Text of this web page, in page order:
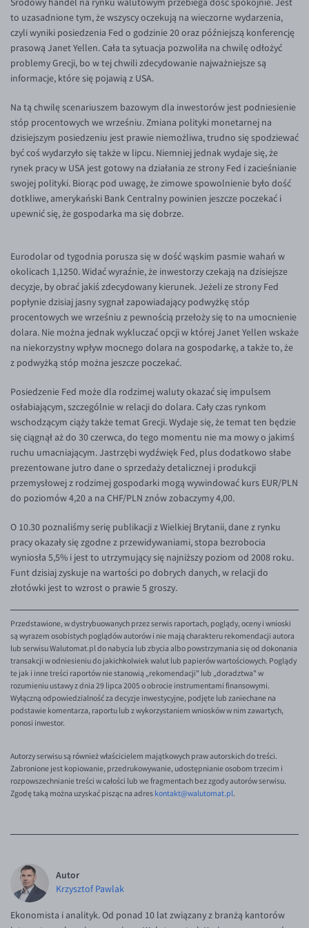
Inne pary walutowe
AUD/PLN
BGN/PLN
CAD/PLN
CNY/PLN
HKD/PLN
HUF/PLN
ILS/PLN
NZD/PLN
SGD/PLN
TRY/PLN
ZAR/PLN
EUR/USD
EUR/GBP
EUR/CZK
EUR/DKK
EUR/NOK
EUR/SEK
EUR/AUD
EUR/CAD
EUR/CNY
EUR/HKD
EUR/ILS
EUR/JPY
EUR/NZD
EUR/RON
EUR/SGD
EUR/ZAR
GBP/USD
Aplikacja mobilna
Bezpieczeństwo
Pomoc
Pomoc
FAQ
Konto i opłaty
Wymiana walut
Banki i przelewy
Przelewy zagraniczne
Słowniczek
Poradnik
KONTAKT
Kontakt
Dla mediów
PL
Środowy handel na rynku walutowym przebiega dość spokojnie. Jest
to uzasadnione tym, że wszyscy oczekują na wieczorne wydarzenia,
czyli wyniki posiedzenia Fed o godzinie 20 oraz późniejszą konferencję
prasową Janet Yellen. Cała ta sytuacja pozwoliła na chwilę odłożyć
problemy Grecji, bo w tej chwili zdecydowanie najważniejsze są
informacje, które się pojawią z USA.
Na tą chwilę scenariuszem bazowym dla inwestorów jest podniesienie
stóp procentowych we wrześniu. Zmiana polityki monetarnej na
dzisiejszym posiedzeniu jest prawie niemożliwa, trudno się spodziewać
być coś wydarzyło się także w lipcu. Niemniej jednak wydaje się, że
rynek pracy w USA jest gotowy na działania ze strony Fed i zacieśnianie
swojej polityki. Biorąc pod uwagę, że zimowe spowolnienie było dość
dotkliwe, amerykański Bank Centralny powinien jeszcze poczekać i
upewnić się, że gospodarka ma się dobrze.
Eurodolar od tygodnia porusza się w dość wąskim pasmie wahań w
okolicach 1,1250. Widać wyraźnie, że inwestorzy czekają na dzisiejsze
decyzje, by obrać jakiś zdecydowany kierunek. Jeżeli ze strony Fed
popłynie dzisiaj jasny sygnał zapowiadający podwyżkę stóp
procentowych we wrześniu z pewnością przełoży się to na umocnienie
dolara. Nie można jednak wykluczać opcji w której Janet Yellen wskaże
na niekorzystny wpływ mocnego dolara na gospodarkę, a także to, że
z podwyżką stóp można jeszcze poczekać.
Posiedzenie Fed może dla rodzimej waluty okazać się impulsem
osłabiającym, szczególnie w relacji do dolara. Cały czas rynkom
wschodzącym ciąży także temat Grecji. Wydaje się, że temat ten będzie
się ciągnął aż do 30 czerwca, do tego momentu nie ma mowy o jakimś
ruchu umacniającym. Jastrzębi wydźwięk Fed, plus dodatkowo słabe
prezentowane jutro dane o sprzedaży detalicznej i produkcji
przemysłowej z rodzimej gospodarki mogą wywindować kurs EUR/PLN
do poziomów 4,20 a na CHF/PLN znów zobaczymy 4,00.
O 10.30 poznaliśmy serię publikacji z Wielkiej Brytanii, dane z rynku
pracy okazały się zgodne z przewidywaniami, stopa bezrobocia
wyniosła 5,5% i jest to utrzymujący się najniższy poziom od 2008 roku.
Funt dzisiaj zyskuje na wartości po dobrych danych, w relacji do
złotówki jest to wzrost o prawie 5 groszy.
Przedstawione, w dystrybuowanych przez serwis raportach, poglądy, oceny i wnioski
są wyrazem osobistych poglądów autorów i nie mają charakteru rekomendacji autora
lub serwisu Walutomat.pl do nabycia lub zbycia albo powstrzymania się od dokonania
transakcji w odniesieniu do jakichkolwiek walut lub papierów wartościowych. Poglądy
te jak i inne treści raportów nie stanowią „rekomendacji" lub „doradztwa" w
rozumieniu ustawy z dnia 29 lipca 2005 o obrocie instrumentami finansowymi.
Wyłączną odpowiedzialność za decyzje inwestycyjne, podjęte lub zaniechane na
podstawie komentarza, raportu lub z wykorzystaniem wniosków w nim zawartych,
ponosi inwestor.
Autorzy serwisu są również właścicielem majątkowych praw autorskich do treści.
Zabronione jest kopiowanie, przedrukowywanie, udostępnianie osobom trzecim i
rozpowszechnianie treści w całości lub we fragmentach bez zgody autorów serwisu.
Zgodę taką można uzyskać pisząc na adres kontakt@walutomat.pl.
Autor
Krzysztof Pawlak
Ekonomista i analityk. Od ponad 10 lat związany z branżą kantorów